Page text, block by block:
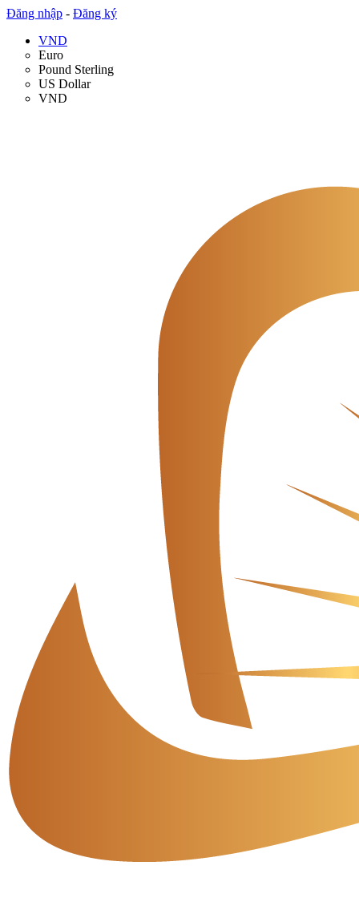
Đăng nhập - Đăng ký
VND
Euro
Pound Sterling
US Dollar
VND